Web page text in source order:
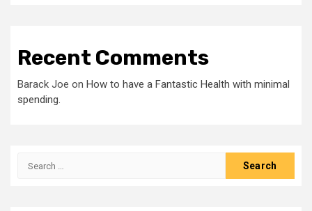
Recent Comments
Barack Joe on How to have a Fantastic Health with minimal
spending.
Search